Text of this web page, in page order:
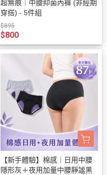
超無痕｜中腰抑菌內褲 (非經期
穿搭) - 5件組
$895
$800
【新手體驗】棉感｜日用中腰
隱形灰＋夜用加量中腰靜謐黑